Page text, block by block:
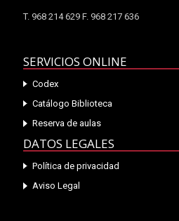
T. 968 214 629 F. 968 217 636
SERVICIOS ONLINE
Codex
Catálogo Biblioteca
Reserva de aulas
DATOS LEGALES
Política de privacidad
Aviso Legal